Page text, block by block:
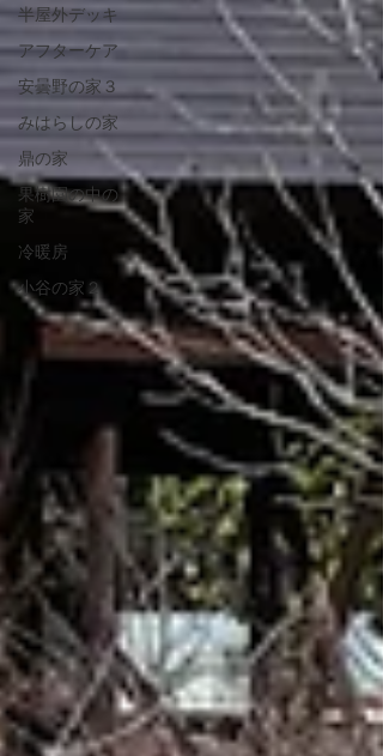
半屋外デッキ
アフターケア
安曇野の家３
みはらしの家
鼎の家
果樹園の中の
家
冷暖房
小谷の家２